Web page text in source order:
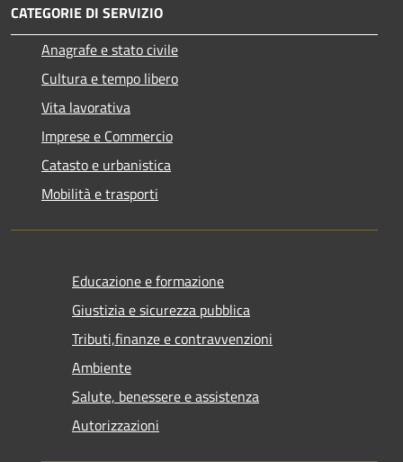
CATEGORIE DI SERVIZIO
Anagrafe e stato civile
Cultura e tempo libero
Vita lavorativa
Imprese e Commercio
Catasto e urbanistica
Mobilità e trasporti
Educazione e formazione
Giustizia e sicurezza pubblica
Tributi,finanze e contravvenzioni
Ambiente
Salute, benessere e assistenza
Autorizzazioni